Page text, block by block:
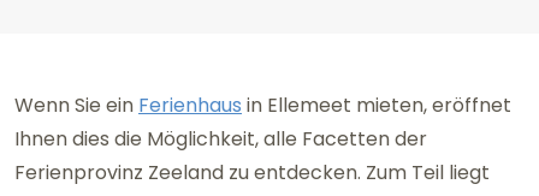
Wenn Sie ein Ferienhaus in Ellemeet mieten, eröffnet
Ihnen dies die Möglichkeit, alle Facetten der
Ferienprovinz Zeeland zu entdecken. Zum Teil liegt